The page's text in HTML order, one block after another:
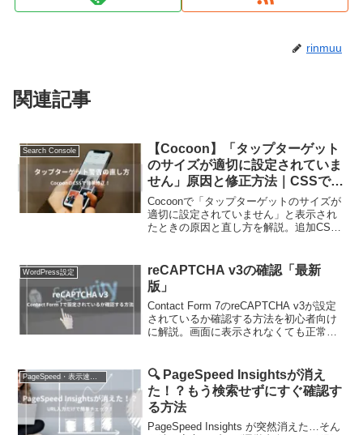
rinmuu
関連記事
Search Console
【Cocoon】「タップターゲット
のサイズが適切に設定されていま
せん」原因と修正方法｜CSSで簡
単解決！
Cocoonで「タップターゲットのサイズが
適切に設定されていません」と表示され
たときの原因と直し方を解説。追加CSS
WordPress設定
reCAPTCHA v3の確認「最新
版」
Contact Form 7のreCAPTCHA v3が設定
されているか確認する方法を初心者向け
に解説。画面に表示されなくても正常に
🔍 PageSpeed Insightsが消え
た！？もう検索せずにすぐ確認す
る方法
PageSpeed Insights が突然消えた…そん